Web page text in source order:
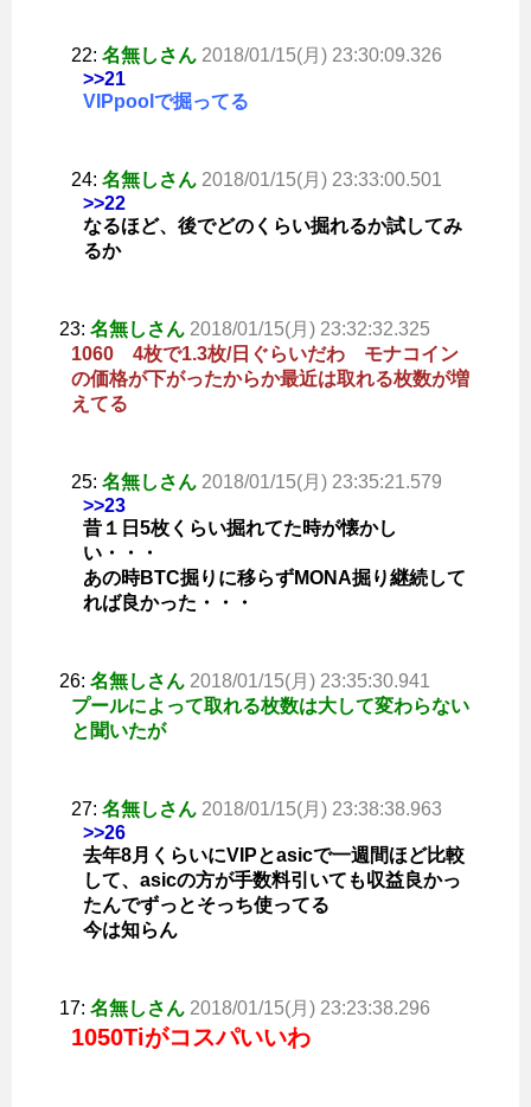
22: 名無しさん 2018/01/15(月) 23:30:09.326
>>21
VIPpoolで掘ってる
24: 名無しさん 2018/01/15(月) 23:33:00.501
>>22
なるほど、後でどのくらい掘れるか試してみ
るか
23: 名無しさん 2018/01/15(月) 23:32:32.325
1060 4枚で1.3枚/日ぐらいだわ モナコイン
の価格が下がったからか最近は取れる枚数が増
えてる
25: 名無しさん 2018/01/15(月) 23:35:21.579
>>23
昔１日5枚くらい掘れてた時が懐かし
い・・・
あの時BTC掘りに移らずMONA掘り継続して
れば良かった・・・
26: 名無しさん 2018/01/15(月) 23:35:30.941
プールによって取れる枚数は大して変わらない
と聞いたが
27: 名無しさん 2018/01/15(月) 23:38:38.963
>>26
去年8月くらいにVIPとasicで一週間ほど比較
して、asicの方が手数料引いても収益良かっ
たんでずっとそっち使ってる
今は知らん
17: 名無しさん 2018/01/15(月) 23:23:38.296
1050Tiがコスパいいわ